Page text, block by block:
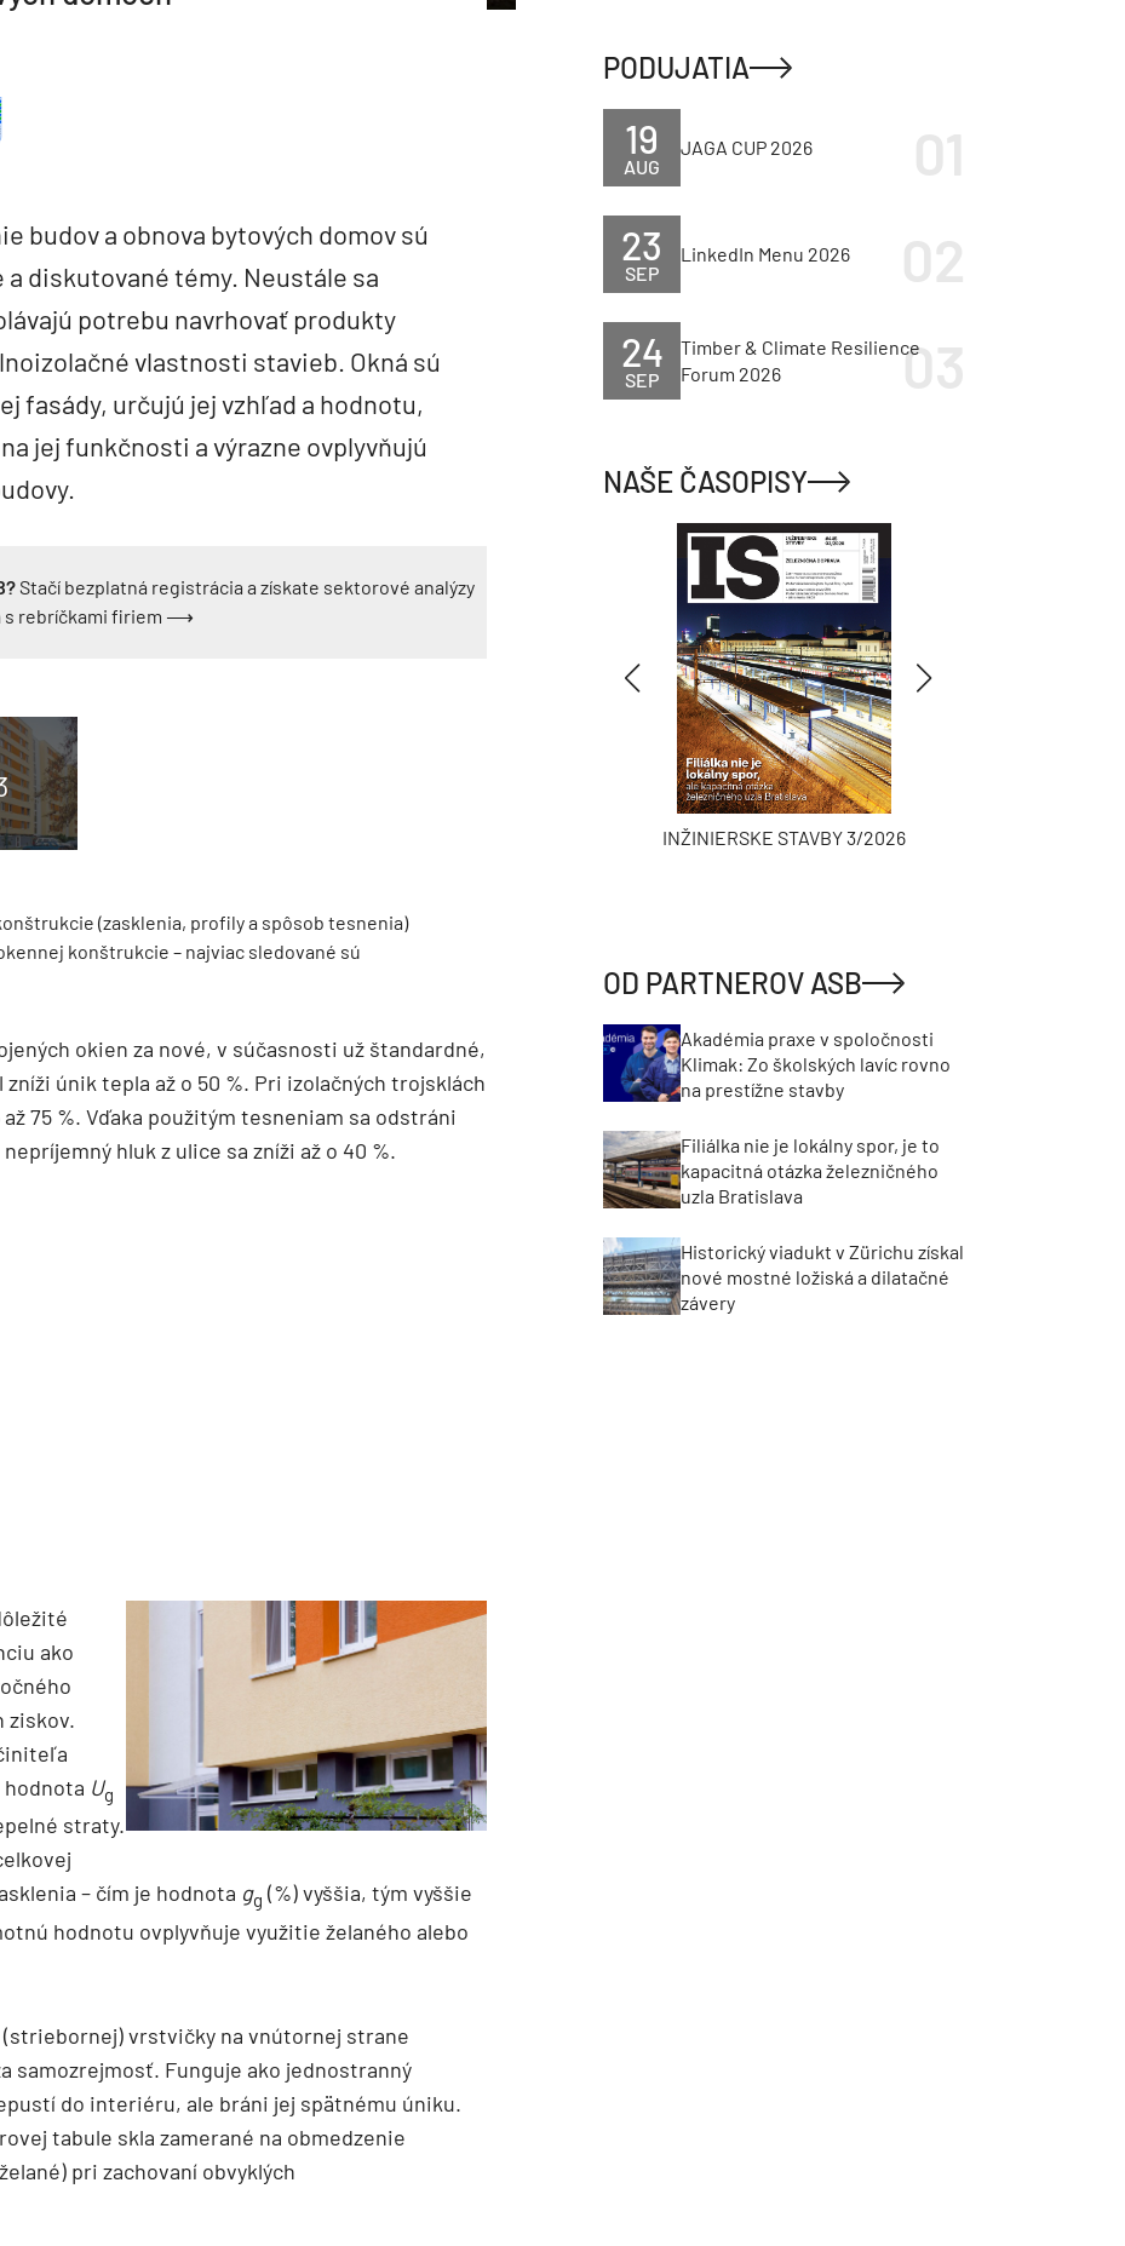
budov a obnova bytových domov sú
diskutované témy. Neustále sa
potrebu navrhovať produkty
vlastnosti stavieb. Okná sú
fasády, určujú jej vzhľad a hodnotu,
jej funkčnosti a výrazne ovplyvňujú
Stačí bezplatná registrácia a získate sektorové analýzy
s rebríčkami firiem ⟶
(zasklenia, profily a spôsob tesnenia)
konštrukcie – najviac sledované sú
okien za nové, v súčasnosti už štandardné,
únik tepla až o 50 %. Pri izolačných trojsklách
75 %. Vďaka použitým tesneniam sa odstráni
hluk z ulice sa zníži až o 40 %.
ako
ziskov.
hodnota Ug
straty.
– čím je hodnota gg (%) vyššia, tým vyššie
hodnotu ovplyvňuje využitie želaného alebo
vrstvičky na vnútornej strane
samozrejmosť. Funguje ako jednostranný
do interiéru, ale bráni jej spätnému úniku.
tabule skla zamerané na obmedzenie
pri zachovaní obvyklých
PODUJATIA
AUG
19 JAGA CUP 2026
SEP
23 LinkedIn Menu 2026
SEP
24
Timber & Climate Resilience
Forum 2026
NAŠE ČASOPISY
INŽINIERSKE STAVBY 3/2026
OD PARTNEROV ASB
Akadémia praxe v spoločnosti
Klimak: Zo školských lavíc rovno
na prestížne stavby
Filiálka nie je lokálny spor, je to
kapacitná otázka železničného
uzla Bratislava
Historický viadukt v Zürichu získal
nové mostné ložiská a dilatačné
závery